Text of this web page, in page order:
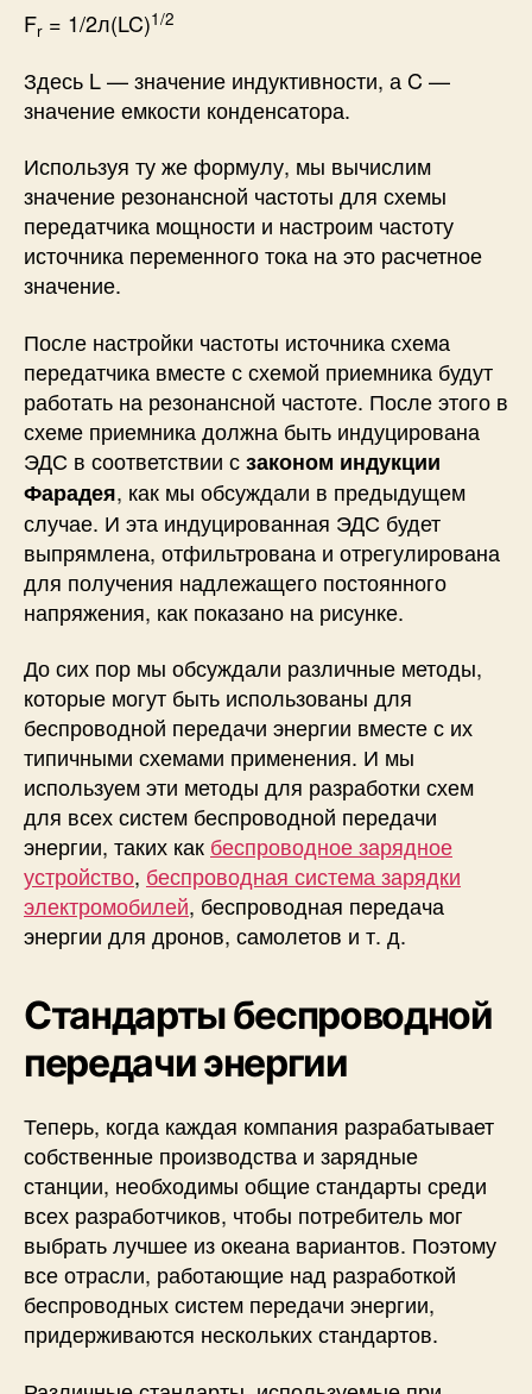
Fr = 1/2ᴫ(LC)1/2
Здесь L — значение индуктивности, а C —
значение емкости конденсатора.
Используя ту же формулу, мы вычислим
значение резонансной частоты для схемы
передатчика мощности и настроим частоту
источника переменного тока на это расчетное
значение.
После настройки частоты источника схема
передатчика вместе с схемой приемника будут
работать на резонансной частоте. После этого в
схеме приемника должна быть индуцирована
ЭДС в соответствии сзаконом индукции
Фарадея, как мы обсуждали в предыдущем
случае. И эта индуцированная ЭДС будет
выпрямлена, отфильтрована и отрегулирована
для получения надлежащего постоянного
напряжения, как показано на рисунке.
До сих пор мы обсуждали различные методы,
которые могут быть использованы для
беспроводной передачи энергии вместе с их
типичными схемами применения. И мы
используем эти методы для разработки схем
для всех систем беспроводной передачи
энергии, таких как беспроводное зарядное
устройство, беспроводная система зарядки
электромобилей, беспроводная передача
энергии для дронов, самолетов и т. д.
Стандарты беспроводной
передачи энергии
Теперь, когда каждая компания разрабатывает
собственные производства и зарядные
станции, необходимы общие стандарты среди
всех разработчиков, чтобы потребитель мог
выбрать лучшее из океана вариантов. Поэтому
все отрасли, работающие над разработкой
беспроводных систем передачи энергии,
придерживаются нескольких стандартов.